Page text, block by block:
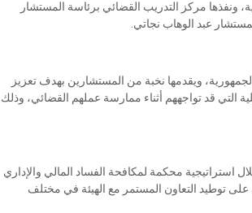
ونفذها مركز التدريب القضائي برئاسة المستشار
عبد الوهاب نجاتي.
ويقدمها نخبة من المستشارين بهدف تعزيز
التي قد تواجههم أثناء ممارسة عملهم القضائي، وذلك
استراتيجية محكمة لمكافحة الفساد المالي والإداري
توطيد التعاون المستمر مع الهيئة في مختلف